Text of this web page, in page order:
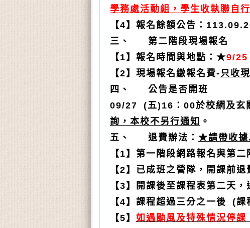
學務處活動組，學生收執聯自
【4】報名餘額公告：
三、 第二階段現場報名
【1】報名時間與地點：★9/
【2】現場報名繳報名費- 只收
四、 公告是否開班
09/27 (五)16：00於校網及玄
詢，本校不另行通知 。
五、 退費辦法： ★請帶收據
【1】第一階段網路報名與第
【2】已成班之營隊，開課前退
【3】開課後至課程表第二天，
【4】課程超過三分之一後 (課
【5】 如遇颱風及特殊情況停